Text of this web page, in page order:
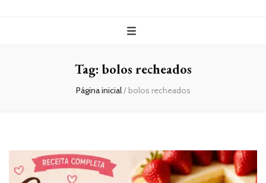
Tag: bolos recheados
Página inicial/ bolos recheados